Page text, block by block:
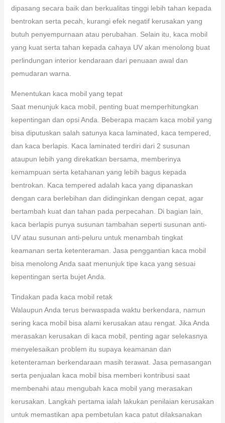
dipasang secara baik dan berkualitas tinggi lebih tahan kepada
bentrokan serta pecah, kurangi efek negatif kerusakan yang
butuh penyempurnaan atau perubahan. Selain itu, kaca mobil
yang kuat serta tahan kepada cahaya UV akan menolong buat
perlindungan interior kendaraan dari penuaan awal dan
pemudaran warna.
Menentukan kaca mobil yang tepat
Saat menunjuk kaca mobil, penting buat memperhitungkan
kepentingan dan opsi Anda. Beberapa macam kaca mobil yang
bisa diputuskan salah satunya kaca laminated, kaca tempered,
dan kaca berlapis. Kaca laminated terdiri dari 2 susunan
ataupun lebih yang direkatkan bersama, memberinya
kemampuan serta ketahanan yang lebih bagus kepada
bentrokan. Kaca tempered adalah kaca yang dipanaskan
dengan cara berlebihan dan didinginkan dengan cepat, agar
bertambah kuat dan tahan pada perpecahan. Di bagian lain,
kaca berlapis punya susunan tambahan seperti susunan anti-
UV atau susunan anti-peluru untuk menambah tingkat
keamanan serta ketenteraman. Jasa penggantian kaca mobil
bisa menolong Anda saat menunjuk tipe kaca yang sesuai
kepentingan serta bujet Anda.
Tindakan pada kaca mobil retak
Walaupun Anda terus berwaspada waktu berkendara, namun
sering kaca mobil bisa alami kerusakan atau rengat. Jika Anda
merasakan kerusakan di kaca mobil, penting agar selekasnya
menyelesaikan problem itu supaya keamanan dan
ketenteraman berkendaraan masih terawat. Jasa pemasangan
serta penjualan kaca mobil bisa memberi kontribusi saat
membenahi atau mengubah kaca mobil yang merasakan
kerusakan. Langkah pertama ialah lakukan penilaian kerusakan
untuk memastikan apa pembetulan kaca patut dilaksanakan